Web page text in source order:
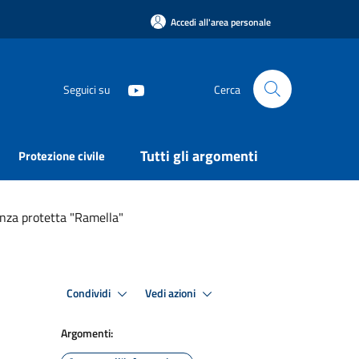
Accedi all'area personale
Seguici su Cerca
Protezione civile Tutti gli argomenti
protetta "Ramella"
Condividi Vedi azioni
Argomenti: